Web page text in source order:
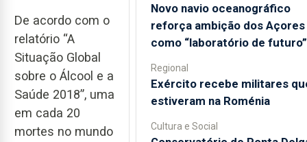
De acordo com o
relatório “A
Situação Global
sobre o Álcool e a
Saúde 2018”, uma
em cada 20
mortes no mundo
Novo navio oceanográfico
reforça ambição dos Açores
como “laboratório de futuro”
Regional
Exército recebe militares
estiveram na Roménia
Cultura e Social